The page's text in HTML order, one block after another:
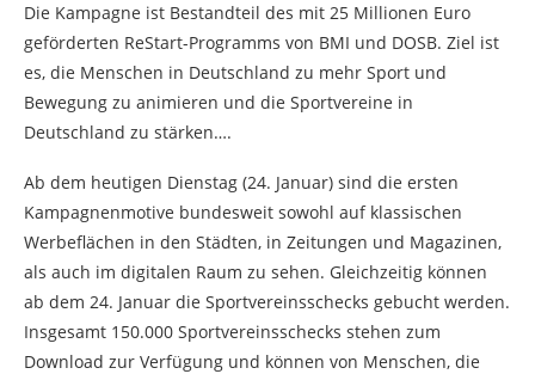
Die Kampagne ist Bestandteil des mit 25 Millionen Euro
geförderten ReStart-Programms von BMI und DOSB. Ziel ist
es, die Menschen in Deutschland zu mehr Sport und
Bewegung zu animieren und die Sportvereine in
Deutschland zu stärken….
Ab dem heutigen Dienstag (24. Januar) sind die ersten
Kampagnenmotive bundesweit sowohl auf klassischen
Werbeflächen in den Städten, in Zeitungen und Magazinen,
als auch im digitalen Raum zu sehen. Gleichzeitig können
ab dem 24. Januar die Sportvereinsschecks gebucht werden.
Insgesamt 150.000 Sportvereinsschecks stehen zum
Download zur Verfügung und können von Menschen, die